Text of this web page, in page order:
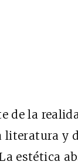
de la
literatura y
estética